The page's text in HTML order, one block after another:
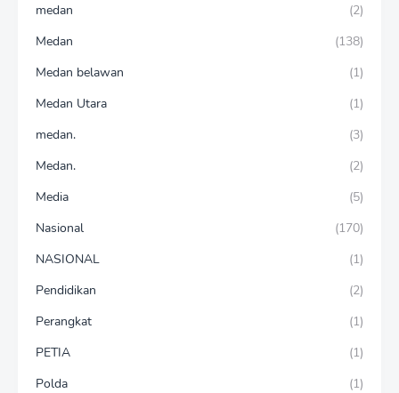
medan
(2)
Medan
(138)
Medan belawan
(1)
Medan Utara
(1)
medan.
(3)
Medan.
(2)
Media
(5)
Nasional
(170)
NASIONAL
(1)
Pendidikan
(2)
Perangkat
(1)
PETIA
(1)
Polda
(1)